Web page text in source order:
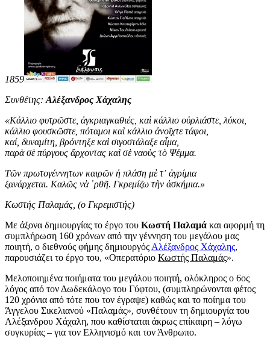
1859
Συνθέτης: Αλέξανδρος Χάχαλης
«Κάλλιο φυτρῶστε, ἀγκριαγκαθιές, καὶ κάλλιο οὐρλιάστε, λύκοι,
κάλλιο φουσκῶστε, πόταμοι καὶ κάλλιο ἀνοῖχτε τάφοι,
καί, δυναμίτη, βρόντηξε καὶ σιγοστάλαξε αἷμα,
παρὰ σὲ πύργους ἄρχοντας καὶ σὲ ναοὺς τὸ Ψέμμα.
Τῶν πρωτογέννητων καιρῶν ἡ πλάση μὲ τ᾿ ἀγρίμια
ξανάρχεται. Καλῶς νὰ ῾ρθῆ. Γκρεμίζω τὴν ἀσκήμια.»
Κωστής Παλαμάς, (ο Γκρεμιστής)
Με άξονα δημιουργίας το έργο του Κωστή Παλαμά και αφορμή τη
συμπλήρωση 160 χρόνων από την γέννηση του μεγάλου μας
ποιητή, ο διεθνούς φήμης δημιουργός Αλέξανδρος Χάχαλης,
παρουσιάζει το έργο του, «Οπερατόριο Κωστής Παλαμάς».
Μελοποιημένα ποιήματα του μεγάλου ποιητή, ολόκληρος ο 6ος
λόγος από τον Δωδεκάλογο του Γύφτου, (συμπληρώνονται φέτος
120 χρόνια από τότε που τον έγραψε) καθώς και το ποίημα του
Άγγελου Σικελιανού «Παλαμάς», συνθέτουν τη δημιουργία του
Αλέξανδρου Χάχαλη, που καθίσταται άκρως επίκαιρη – λόγω
συγκυρίας – για τον Ελληνισμό και τον Άνθρωπο.